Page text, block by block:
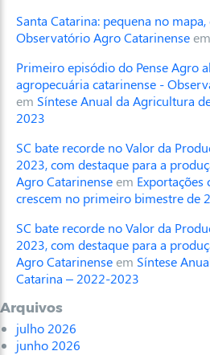
Santa Catarina: pequena no
Observatório Agro Catarinenseem
Primeiro episódio do Pense Agro
agropecuária catarinense -
em Síntese Anual da Agricultura
2023
SC bate recorde no Valor da
2023, com destaque para a
Agro Catarinenseem Exportações
crescem no primeiro bimestre de
SC bate recorde no Valor da
2023, com destaque para a
Agro Catarinenseem Síntese
Catarina – 2022-2023
Arquivos
julho 2026
junho 2026